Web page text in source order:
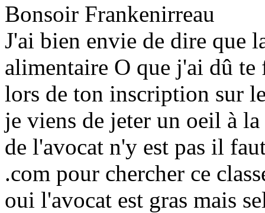
Bonsoir Frankenirreau
J'ai bien envie de dire que
alimentaire O que j'ai dû te
lors de ton inscription sur
je viens de jeter un oeil à
de l'avocat n'y est pas il
.com pour chercher ce
oui l'avocat est gras mais